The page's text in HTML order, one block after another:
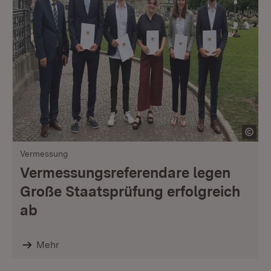
Vermessung
Vermessungsreferendare legen
Große Staatsprüfung erfolgreich
ab
Mehr